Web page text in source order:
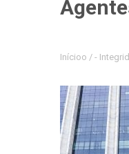
Inícioo / -